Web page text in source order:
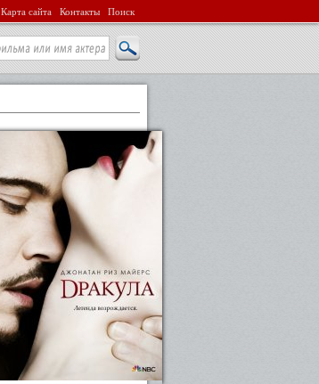
Карта сайта Контакты Поиск